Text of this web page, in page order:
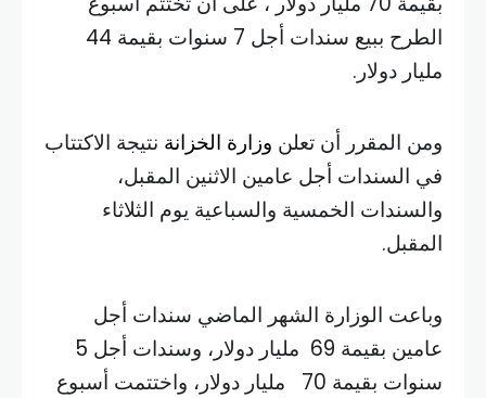
الطرح ببيع سندات أجل 7 سنوات بقيمة 44
مليار دولار.
ومن المقرر أن تعلن وزارة الخزانة نتيجة الاكتتاب
في السندات أجل عامين الاثنين المقبل،
والسندات الخمسية والسباعية يوم الثلاثاء
المقبل.
وباعت الوزارة الشهر الماضي سندات أجل
عامين بقيمة 69 مليار دولار، وسندات أجل 5
سنوات بقيمة 70 مليار دولار، واختتمت أسبوع